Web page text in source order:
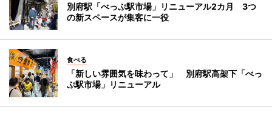
別府駅「べっぷ駅市場」リニューアル2カ月 3つ
の新スペースが集客に一役
食べる
「新しい雰囲気を味わって」 別府駅高架下「べっ
ぷ駅市場」リニューアル